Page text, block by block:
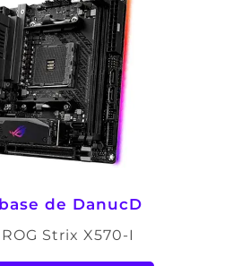
de DanucD
ROG Strix X570-I